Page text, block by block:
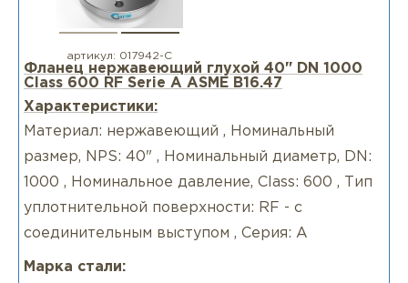
артикул: 017942-С
Фланец нержавеющий глухой 40" DN 1000
Class 600 RF Serie А ASME B16.47
Характеристики:
Материал: нержавеющий , Номинальный
размер, NPS: 40" , Номинальный диаметр, DN:
1000 , Номинальное давление, Class: 600 , Тип
уплотнительной поверхности: RF - с
соединительным выступом , Серия: А
Марка стали: